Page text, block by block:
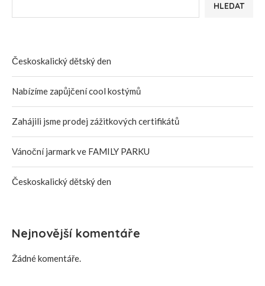
HLEDAT
Českoskalický dětský den
Nabízíme zapůjčení cool kostýmů
Zahájili jsme prodej zážitkových certifikátů
Vánoční jarmark ve FAMILY PARKU
Českoskalický dětský den
Nejnovější komentáře
Žádné komentáře.